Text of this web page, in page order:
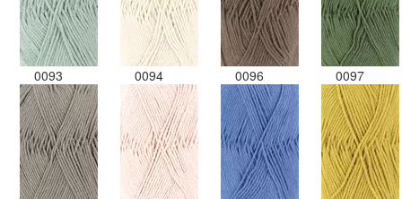
0093 0094 0096 0097